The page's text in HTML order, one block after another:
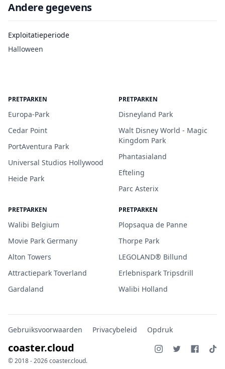
Andere gegevens
Exploitatieperiode
Halloween
PRETPARKEN
Europa-Park
Cedar Point
PortAventura Park
Universal Studios Hollywood
Heide Park
PRETPARKEN
Disneyland Park
Walt Disney World - Magic
Kingdom Park
Phantasialand
Efteling
Parc Asterix
PRETPARKEN
Walibi Belgium
Movie Park Germany
Alton Towers
Attractiepark Toverland
Gardaland
PRETPARKEN
Plopsaqua de Panne
Thorpe Park
LEGOLAND® Billund
Erlebnispark Tripsdrill
Walibi Holland
Gebruiksvoorwaarden Privacybeleid Opdruk
coaster.cloud
© 2018 - 2026 coaster.cloud.